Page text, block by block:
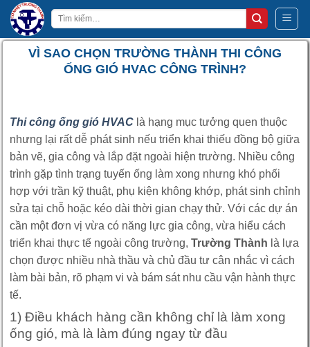
Bỏ
qua
nội
Tìm
kiếm:
VÌ SAO CHỌN TRƯỜNG THÀNH THI CÔNG
ỐNG GIÓ HVAC CÔNG TRÌNH?
Thi công ống gió HVAC là hạng mục tưởng quen thuộc
nhưng lại rất dễ phát sinh nếu triển khai thiếu đồng bộ giữa
bản vẽ, gia công và lắp đặt ngoài hiện trường. Nhiều công
trình gặp tình trạng tuyến ống làm xong nhưng khó phối
hợp với trần kỹ thuật, phụ kiện không khớp, phát sinh chỉnh
sửa tại chỗ hoặc kéo dài thời gian chạy thử. Với các dự án
cần một đơn vị vừa có năng lực gia công, vừa hiểu cách
triển khai thực tế ngoài công trường, Trường Thành là lựa
chọn được nhiều nhà thầu và chủ đầu tư cân nhắc vì cách
làm bài bản, rõ phạm vi và bám sát nhu cầu vận hành thực
tế.
1) Điều khách hàng cần không chỉ là làm xong
ống gió, mà là làm đúng ngay từ đầu